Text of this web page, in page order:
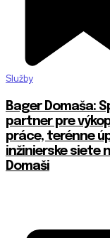
Služby
Bager Domaša:
partner pre
práce, terénne
inžinierske siete
Domaši